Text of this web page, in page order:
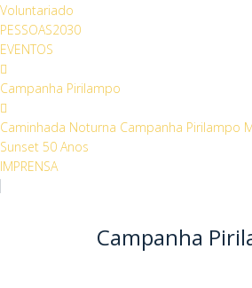
Voluntariado
PESSOAS2030
EVENTOS
Campanha Pirilampo
Caminhada Noturna Campanha Pirilampo
Sunset 50 Anos
IMPRENSA
Campanha